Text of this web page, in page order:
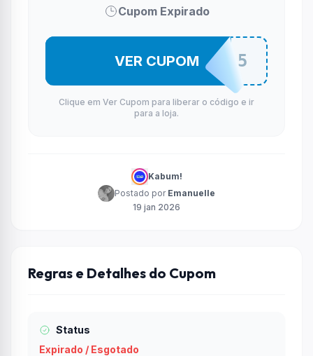
Cupom Expirado
TECLADO15
VER CUPOM
Clique em Ver Cupom para liberar o código e ir
para a loja.
Kabum!
Postado por Emanuelle
19 jan 2026
Regras e Detalhes do Cupom
Status
Expirado / Esgotado